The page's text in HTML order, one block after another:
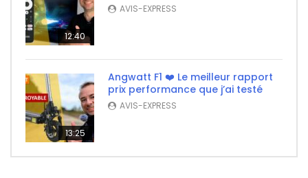
12:40
AVIS-EXPRESS
13:25
Angwatt F1 ❤️ Le meilleur rapport
prix performance que j’ai testé
AVIS-EXPRESS